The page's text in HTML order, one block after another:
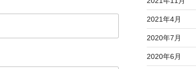
2021年4月
2020年7月
2020年6月